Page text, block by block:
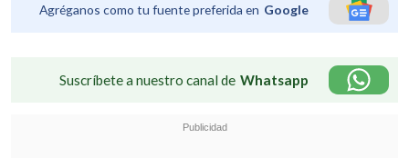
Agréganos como tu fuente preferida en Google
Suscríbete a nuestro canal de Whatsapp